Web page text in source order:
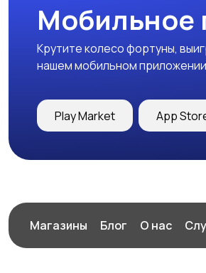
Мобильное
Крутите колесо фортуны,
нашем мобильном
Play Market App
Магазины Блог О нас